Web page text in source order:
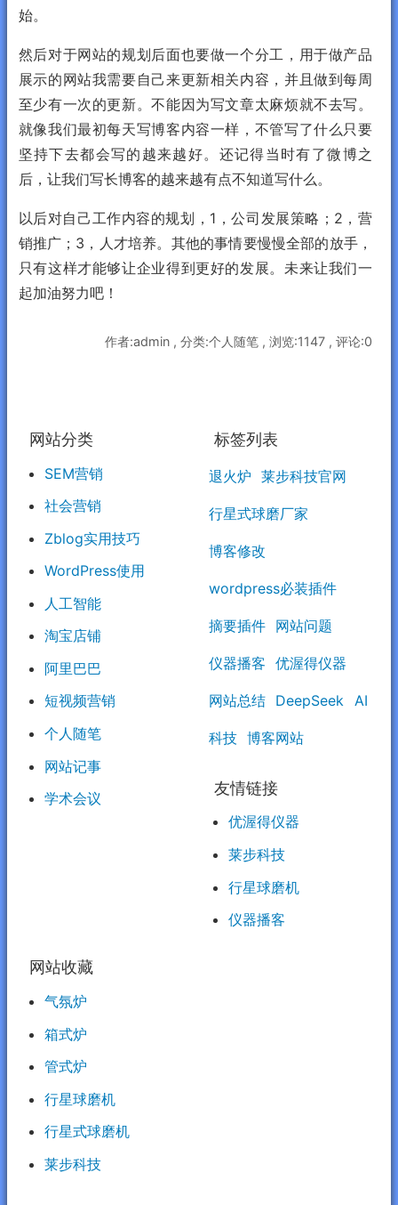
始。
然后对于网站的规划后面也要做一个分工，用于做产品
展示的网站我需要自己来更新相关内容，并且做到每周
至少有一次的更新。不能因为写文章太麻烦就不去写。
就像我们最初每天写博客内容一样，不管写了什么只要
坚持下去都会写的越来越好。还记得当时有了微博之
后，让我们写长博客的越来越有点不知道写什么。
以后对自己工作内容的规划，1，公司发展策略；2，营
销推广；3，人才培养。其他的事情要慢慢全部的放手，
只有这样才能够让企业得到更好的发展。未来让我们一
起加油努力吧！
作者:admin , 分类:个人随笔 , 浏览:1147 , 评论:0
网站分类
SEM营销
社会营销
Zblog实用技巧
WordPress使用
人工智能
淘宝店铺
阿里巴巴
短视频营销
个人随笔
网站记事
学术会议
标签列表
退火炉 莱步科技官网
行星式球磨厂家
博客修改
wordpress必装插件
摘要插件 网站问题
仪器播客 优渥得仪器
网站总结 DeepSeek AI
科技 博客网站
友情链接
优渥得仪器
莱步科技
行星球磨机
仪器播客
网站收藏
气氛炉
箱式炉
管式炉
行星球磨机
行星式球磨机
莱步科技